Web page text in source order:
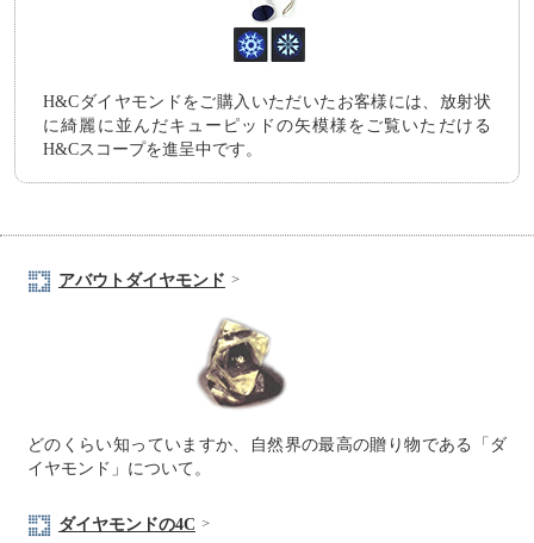
H&Cダイヤモンドをご購入いただいたお客様には、放射状
に綺麗に並んだキューピッドの矢模様をご覧いただける
H&Cスコープを進呈中です。
アバウトダイヤモンド
どのくらい知っていますか、自然界の最高の贈り物である「ダ
イヤモンド」について。
ダイヤモンドの4C